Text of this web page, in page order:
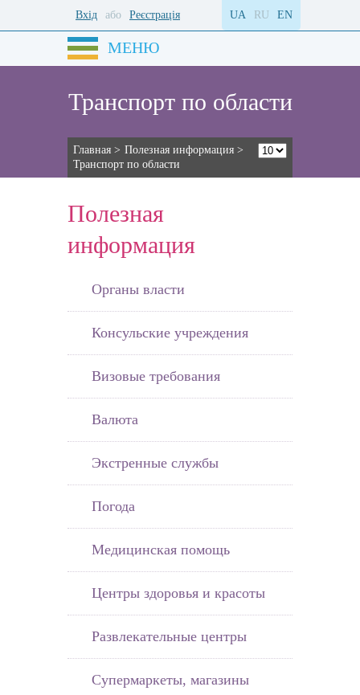
Вхід або Реєстрація UA RU EN
МЕНЮ
Транспорт по области
Главная > Полезная информация >
Транспорт по области
Полезная
информация
Органы власти
Консульские учреждения
Визовые требования
Валюта
Экстренные службы
Погода
Медицинская помощь
Центры здоровья и красоты
Развлекательные центры
Супермаркеты, магазины